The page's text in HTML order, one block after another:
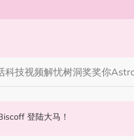
科技视频解忧树洞奖奖你
替身曝光！“替完蜘蛛人，马上又
登陆大马！
口秀专场 《笑笑笑笑丧》”！10月